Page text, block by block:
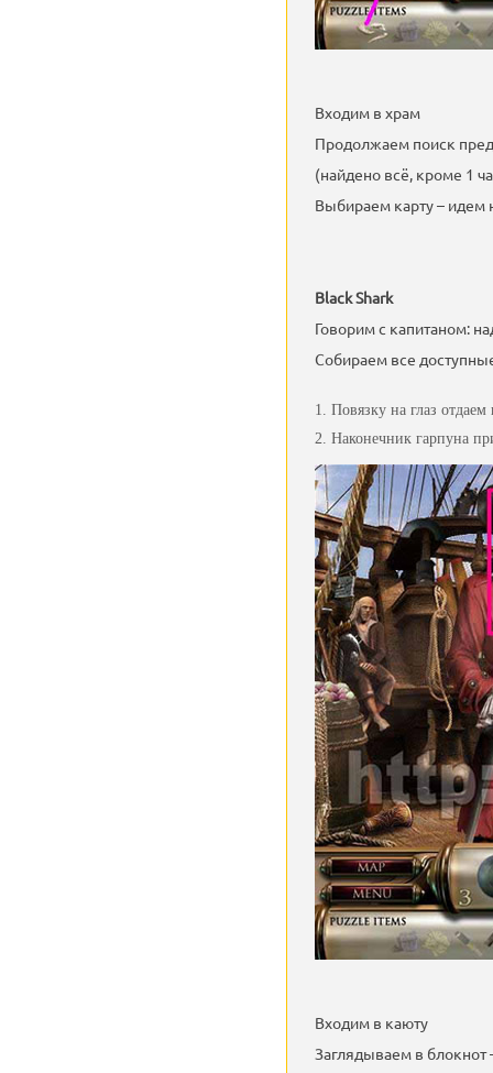
Входим в храм
Продолжаем поиск
(найдено всё, кроме 1
Выбираем карту – идем
Black Shark
Говорим с капитаном:
Собираем все
Повязку на глаз
Наконечник гарпуна
Входим в каюту
Заглядываем в блокнот